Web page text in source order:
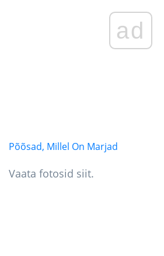
ad
Põõsad, Millel On Marjad
Vaata fotosid siit.